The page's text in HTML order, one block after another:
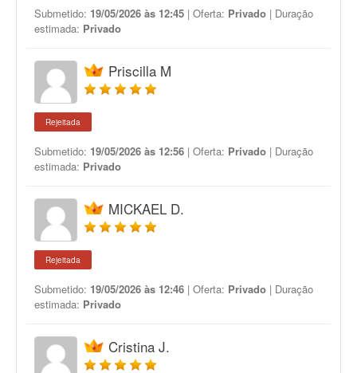
Submetido: 19/05/2026 às 12:45 | Oferta: Privado | Duração
estimada: Privado
Priscilla M
Rejeitada
Submetido: 19/05/2026 às 12:56 | Oferta: Privado | Duração
estimada: Privado
MICKAEL D.
Rejeitada
Submetido: 19/05/2026 às 12:46 | Oferta: Privado | Duração
estimada: Privado
Cristina J.